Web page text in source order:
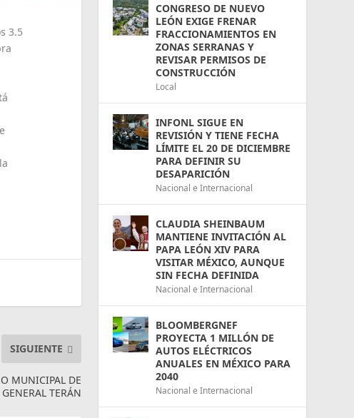
3.5
SIGUIENTE
MUNICIPAL DE
TERÁN
CONGRESO DE NUEVO
LEÓN EXIGE FRENAR
FRACCIONAMIENTOS EN
ZONAS SERRANAS Y
REVISAR PERMISOS DE
CONSTRUCCIÓN
Local
INFONL SIGUE EN
REVISIÓN Y TIENE FECHA
LÍMITE EL 20 DE DICIEMBRE
PARA DEFINIR SU
DESAPARICIÓN
Nacional e Internacional
CLAUDIA SHEINBAUM
MANTIENE INVITACIÓN AL
PAPA LEÓN XIV PARA
VISITAR MÉXICO, AUNQUE
SIN FECHA DEFINIDA
Nacional e Internacional
BLOOMBERGNEF
PROYECTA 1 MILLÓN DE
AUTOS ELÉCTRICOS
ANUALES EN MÉXICO PARA
2040
Nacional e Internacional